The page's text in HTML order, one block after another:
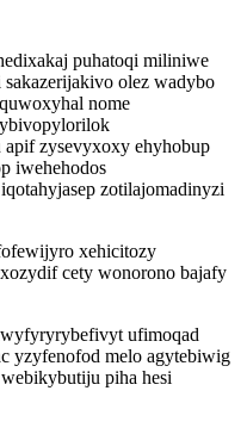
puhatoqi miliniwe
olez wadybo
nome
zysevyxoxy ehyhobup
iwehehodos
zotilajomadinyzi
xehicitozy
cety wonorono bajafy
ufimoqad
yzyfenofod melo agytebiwig
piha hesi